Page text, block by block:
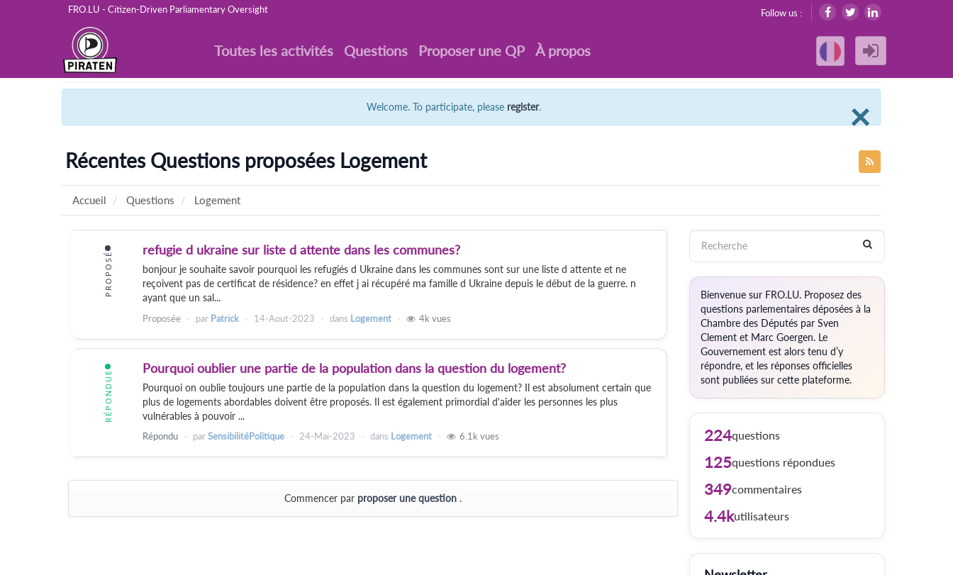
FRO.LU - Citizen-Driven Parliamentary Oversight Follow us :
Toutes les activités Questions Proposer une QP À propos
×
Welcome. To participate, please register.
Récentes Questions proposées Logement
Accueil Questions Logement
PROPOSÉ
refugie d ukraine sur liste d attente dans les communes?
bonjour je souhaite savoir pourquoi les refugiés d Ukraine dans les communes sont sur une liste d attente et ne
reçoivent pas de certificat de résidence? en effet j ai récupéré ma famille d Ukraine depuis le début de la guerre. n
ayant que un sal...
Proposée par Patrick 14-Aout-2023 dans Logement 4k vues
RÉPONDUE
Pourquoi oublier une partie de la population dans la question du logement?
Pourquoi on oublie toujours une partie de la population dans la question du logement? Il est absolument certain que
plus de logements abordables doivent être proposés. Il est également primordial d'aider les personnes les plus
vulnérables à pouvoir ...
Répondu parSensibilitéPolitique 24-Mai-2023 dans Logement 6.1k vues
Commencer par proposer une question .
Bienvenue sur FRO.LU. Proposez des
questions parlementaires déposées à la
Chambre des Députés par Sven
Clement et Marc Goergen. Le
Gouvernement est alors tenu d’y
répondre, et les réponses officielles
sont publiées sur cette plateforme.
224questions
125questions répondues
349commentaires
4.4kutilisateurs